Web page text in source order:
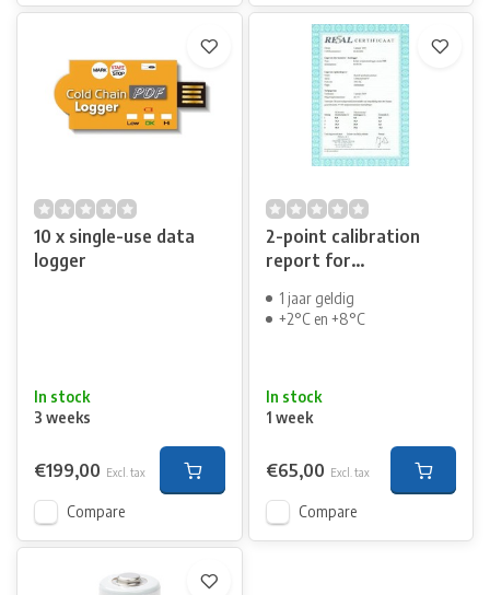
10 x single-use data
logger
In stock
3 weeks
€199,00 Excl. tax
Compare
2-point calibration
report for
+8°C
1 jaar geldig
+2°C en +8°C
In stock
1 week
€65,00 Excl. tax
Compare